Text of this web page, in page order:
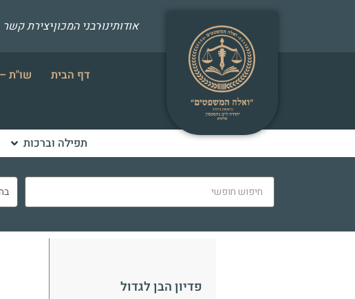
אודותינורבני המכוןיצירת קשר
דף הבית שו"ת
תפילה וברכות
פדיון הבן לגדול